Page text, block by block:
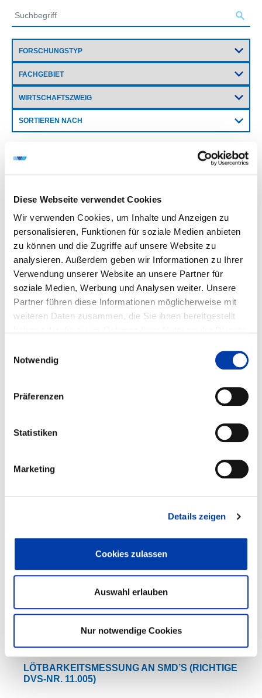
Diese Webseite verwendet Cookies
Wir verwenden Cookies, um Inhalte und Anzeigen zu
personalisieren, Funktionen für soziale Medien anbieten
zu können und die Zugriffe auf unsere Website zu
analysieren. Außerdem geben wir Informationen zu Ihrer
Verwendung unserer Website an unsere Partner für
soziale Medien, Werbung und Analysen weiter. Unsere
Partner führen diese Informationen möglicherweise mit
weiteren Daten zusammen, die Sie ihnen bereitgestellt
Notwendig
Präferenzen
Statistiken
Marketing
Details zeigen
Cookies zulassen
Auswahl erlauben
Nur notwendige Cookies
SORTIEREN NACH
OPTIMIERUNG VON BUMPSYSTEMEN HOHER
PACKUNGSDICHTE
DVS-Nr.: 11.996 /
IGF-Nr.: 14.200 D
Laufzeit: 01.05.1991 - 30.04.1993
QUALIFIKATION DER
OBERFLÄCHENMONTAGETECHNIKEN
FA 11 ERGEBNIS
LÖTBARKEITSMESSUNG AN SMD’S (RICHTIGE
DVS-NR. 11.005)